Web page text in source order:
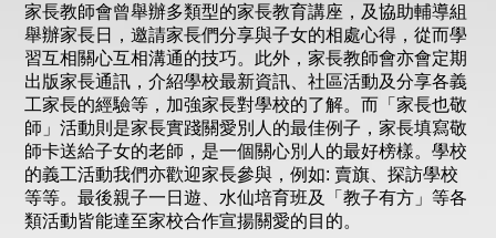
家長教師會曾舉辦多類型的家長教育講座，及協助輔導組
舉辦家長日，邀請家長們分享與子女的相處心得，從而學
習互相關心互相溝通的技巧。此外，家長教師會亦會定期
出版家長通訊，介紹學校最新資訊、社區活動及分享各義
工家長的經驗等，加強家長對學校的了解。而「家長也敬
師」活動則是家長實踐關愛別人的最佳例子，家長填寫敬
師卡送給子女的老師，是一個關心別人的最好榜樣。學校
的義工活動我們亦歡迎家長參與，例如: 賣旗、探訪學校
等等。最後親子一日遊、水仙培育班及「教子有方」等各
類活動皆能達至家校合作宣揚關愛的目的。